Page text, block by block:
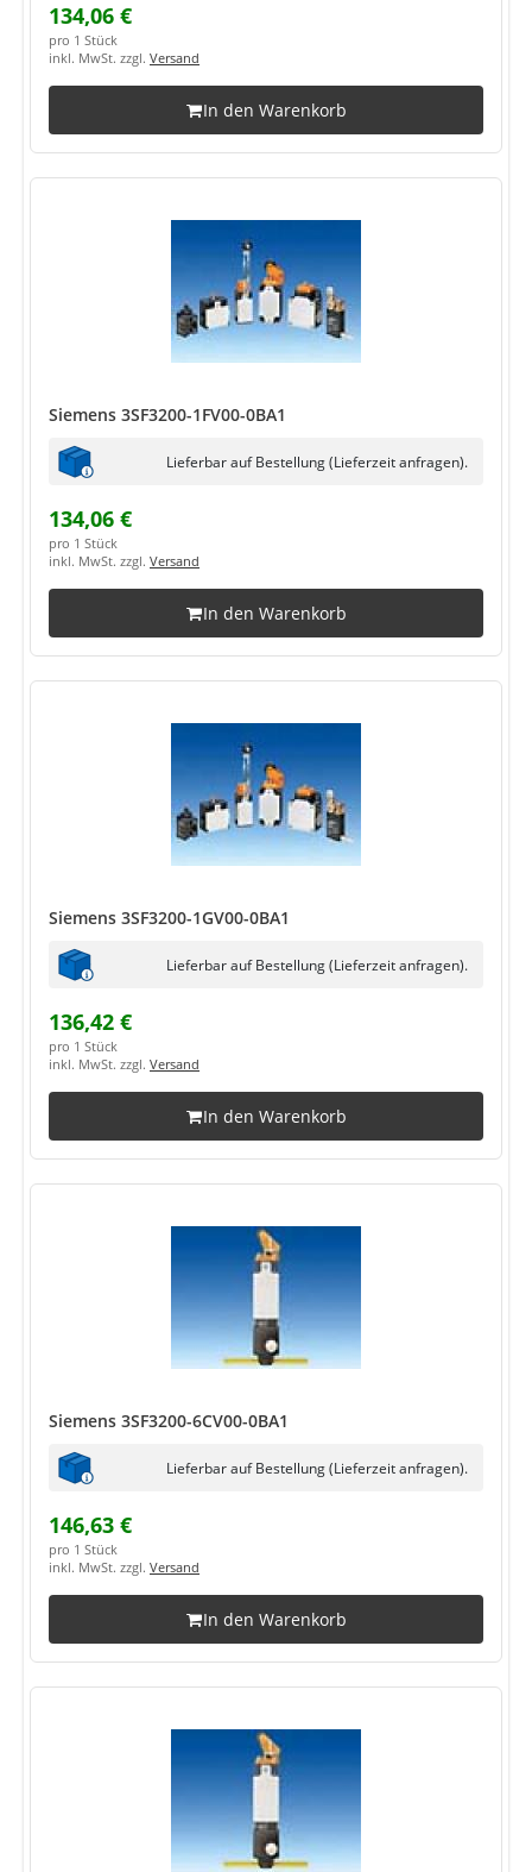
134,06 €
pro 1 Stück
inkl. MwSt. zzgl. Versand
In den Warenkorb
Siemens 3SF3200-1FV00-0BA1
Lieferbar auf Bestellung (Lieferzeit anfragen).
134,06 €
pro 1 Stück
inkl. MwSt. zzgl. Versand
In den Warenkorb
Siemens 3SF3200-1GV00-0BA1
Lieferbar auf Bestellung (Lieferzeit anfragen).
136,42 €
pro 1 Stück
inkl. MwSt. zzgl. Versand
In den Warenkorb
Siemens 3SF3200-6CV00-0BA1
Lieferbar auf Bestellung (Lieferzeit anfragen).
146,63 €
pro 1 Stück
inkl. MwSt. zzgl. Versand
In den Warenkorb